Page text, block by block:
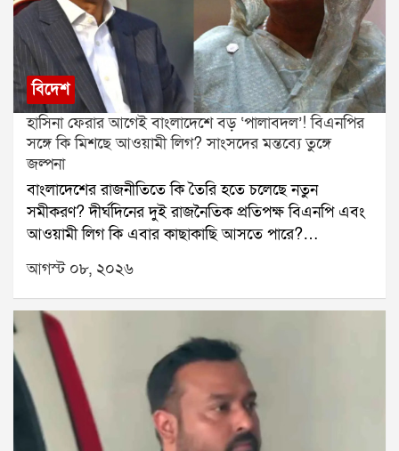
বিদেশ
হাসিনা ফেরার আগেই বাংলাদেশে বড় ‘পালাবদল’! বিএনপির
সঙ্গে কি মিশছে আওয়ামী লিগ? সাংসদের মন্তব্যে তুঙ্গে
জল্পনা
বাংলাদেশের রাজনীতিতে কি তৈরি হতে চলেছে নতুন
সমীকরণ? দীর্ঘদিনের দুই রাজনৈতিক প্রতিপক্ষ বিএনপি এবং
আওয়ামী লিগ কি এবার কাছাকাছি আসতে পারে?
বাংলাদেশের প্রাক্তন প্রধানমন্ত্রী শেখ হাসিনার দেশে ফেরার
জল্পনার মধ্যেই এমনই এক মন্তব্য ঘিরে শুরু হয়েছে নতুন
রাজনৈতিক চর্চা।চলতি বছরের ডিসেম্বরেই বাংলাদেশে ফিরতে
চান শেখ হাসিনা, এমন খবর সামনে এসেছে। তার মধ্যেই
আওয়ামী লিগকে নিয়ে বড় মন্তব্য করেছেন বিএনপির এক
সাংসদ। সুনামগঞ্জ-২ আসনের সাংসদ নাসির উদ্দিন চৌধুরী
বৃহস্পতিবার একটি সমাবেশে বলেন, আওয়ামী লিগ তাঁদের
শত্রু নয়, বরং মিত্র। তাঁর দাবি, মুক্তিযুদ্ধের সময় দুই পক্ষ
একসঙ্গে লড়াই করেছে এবং অদূর ভবিষ্যতে আওয়ামী লিগ
আগস্ট ০৮, ২০২৬